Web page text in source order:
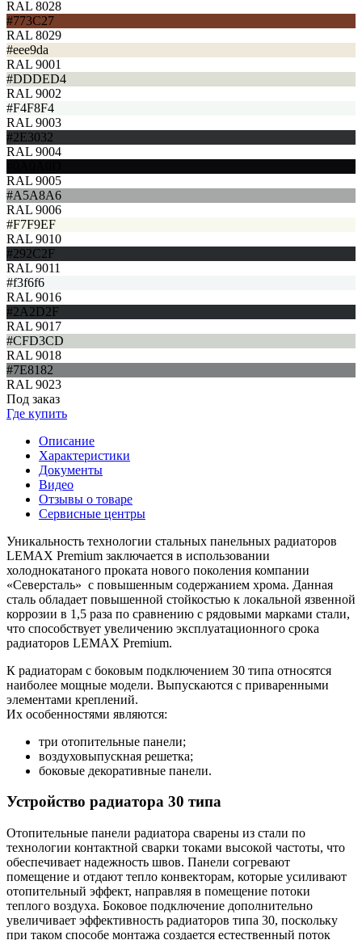
RAL 8028
#773C27
RAL 8029
#eee9da
RAL 9001
#DDDED4
RAL 9002
#F4F8F4
RAL 9003
#2E3032
RAL 9004
RAL 9005
#A5A8A6
RAL 9006
#F7F9EF
RAL 9010
#292C2F
RAL 9011
#f3f6f6
RAL 9016
#2A2D2F
RAL 9017
#CFD3CD
RAL 9018
#7E8182
RAL 9023
Под заказ
Где купить
Описание
Характеристики
Документы
Видео
Отзывы о товаре
Сервисные центры
Уникальность технологии стальных панельных радиаторов
LEMAX Premium заключается в использовании
холоднокатаного проката нового поколения компании
«Северсталь» с повышенным содержанием хрома. Данная
сталь обладает повышенной стойкостью к локальной язвенной
коррозии в 1,5 раза по сравнению с рядовыми марками стали,
что способствует увеличению эксплуатационного срока
радиаторов LEMAX Premium.
К радиаторам с боковым подключением 30 типа относятся
наиболее мощные модели. Выпускаются с приваренными
элементами креплений.
Их особенностями являются:
три отопительные панели;
воздуховыпускная решетка;
боковые декоративные панели.
Устройство радиатора 30 типа
Отопительные панели радиатора сварены из стали по
технологии контактной сварки токами высокой частоты, что
обеспечивает надежность швов. Панели согревают
помещение и отдают тепло конвекторам, которые усиливают
отопительный эффект, направляя в помещение потоки
теплого воздуха. Боковое подключение дополнительно
увеличивает эффективность радиаторов типа 30, поскольку
при таком способе монтажа создается естественный поток